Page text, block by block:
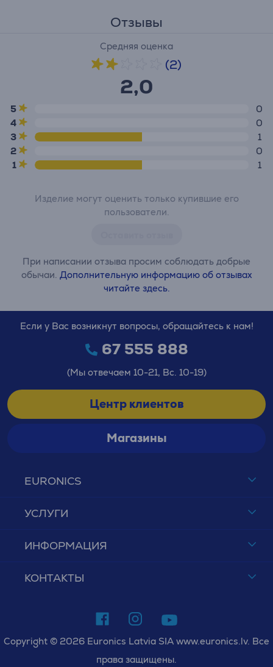
Отзывы
Средняя оценка
(2)
2,0
5
0
4
0
3
1
2
0
1
1
Изделие могут оценить только купившие его
пользователи.
При написании отзыва просим соблюдать добрые
обычаи. Дополнительную информацию об отзывах
читайте здесь.
EURONICS
УСЛУГИ
ИНФОРМАЦИЯ
КОНТАКТЫ
Если у Вас возникнут вопросы, обращайтесь к нам!
67 555 888
(Мы отвечаем 10-21, Вс. 10-19)
Центр клиентов
Магазины
Copyright © 2026 Euronics Latvia SIA www.euronics.lv. Все
права защищены.